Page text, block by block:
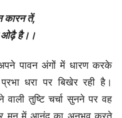
कारन तें,
ओढ़ै है।।
अपने पावन अंगों में धारण करके
धरा पर बिखेर रही है।
वाली तुष्टि चर्चा सुनने पर वह